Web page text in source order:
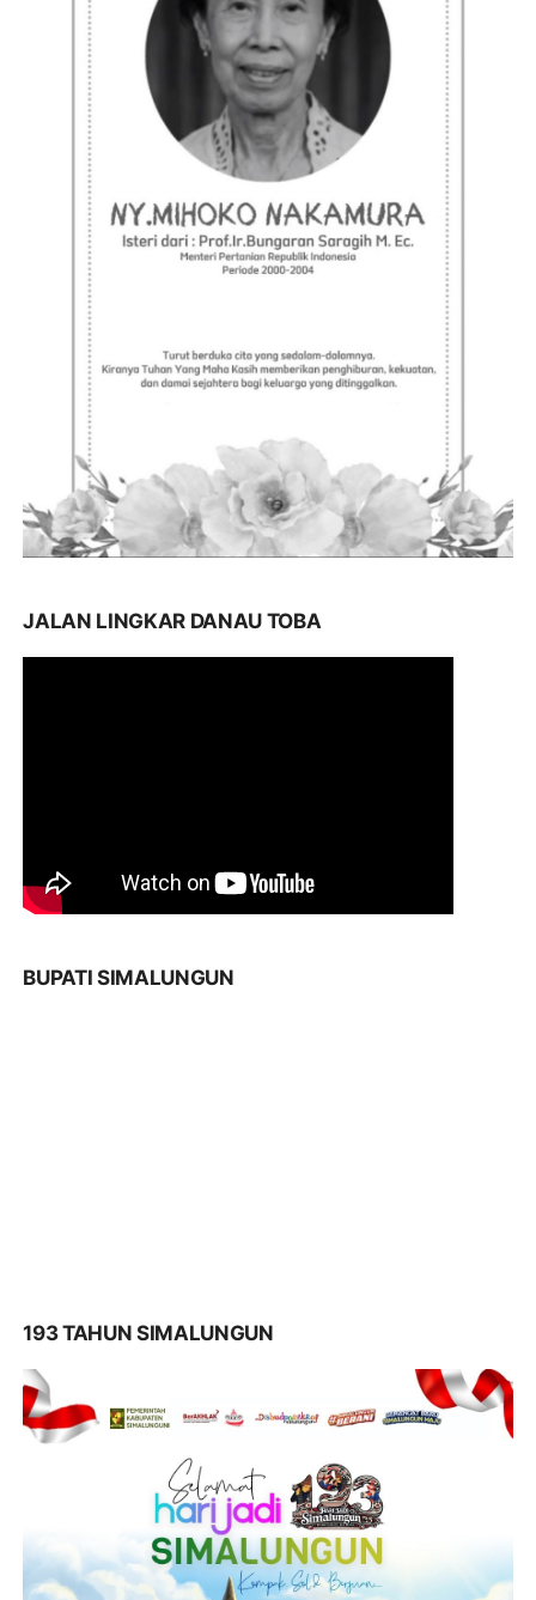
JALAN LINGKAR DANAU TOBA
BUPATI SIMALUNGUN
193 TAHUN SIMALUNGUN